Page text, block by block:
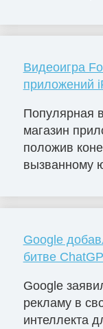
Видеоигра
приложений
Популярная
магазин
положив
вызванному
Google
битве
Google
рекламу в
интеллекта